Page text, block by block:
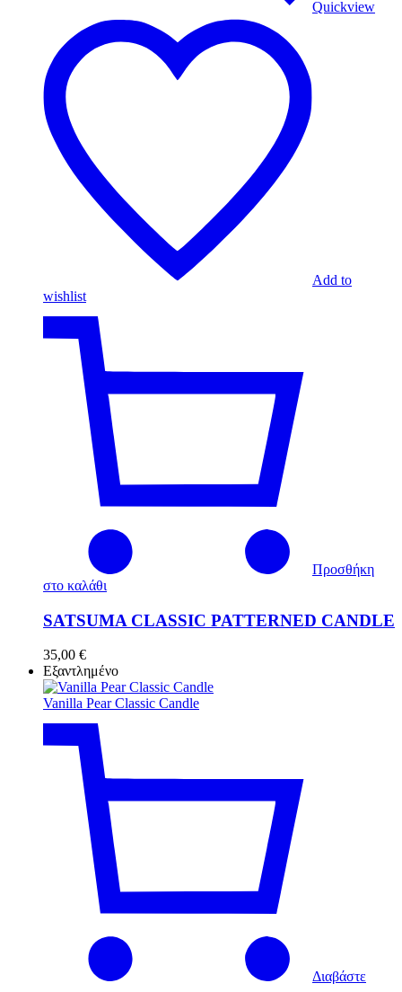
Quickview
Add to
wishlist
Προσθήκη
στο καλάθι
SATSUMA CLASSIC PATTERNED CANDLE
35,00 €
Εξαντλημένο
Vanilla Pear Classic Candle
Διαβάστε